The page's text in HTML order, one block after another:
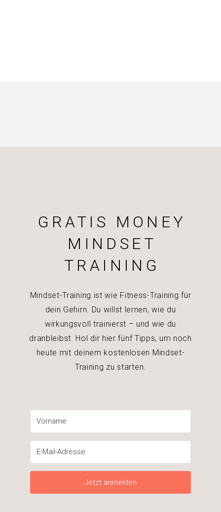
GRATIS MONEY
MINDSET
TRAINING
Mindset-Training ist wie Fitness-Training für
dein Gehirn. Du willst lernen, wie du
wirkungsvoll trainierst – und wie du
dranbleibst. Hol dir hier fünf Tipps, um noch
heute mit deinem kostenlosen Mindset-
Training zu starten.
Jetzt anmelden